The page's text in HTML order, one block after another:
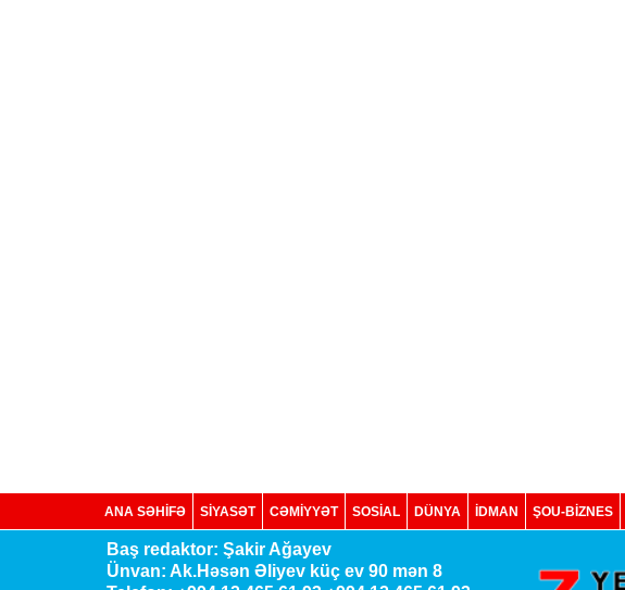
ANA SƏHİFƏ SİYASƏT CƏMİYYƏT SOSIAL DÜNYA İDMAN ŞOU-BİZNES
Baş redaktor: Şakir Ağayev
Ünvan: Ak.Həsən Əliyev küç ev 90 mən 8